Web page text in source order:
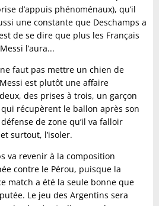
d’appuis phénoménaux), qu’il
une constante que Deschamps a
de se dire que plus les Français
l’aura...
faut pas mettre un chien de
est plutôt une affaire
des prises à trois, un garçon
récupèrent le ballon après son
de zone qu’il va falloir
surtout, l’isoler.
va revenir à la composition
contre le Pérou, puisque la
match a été la seule bonne que
Le jeu des Argentins sera